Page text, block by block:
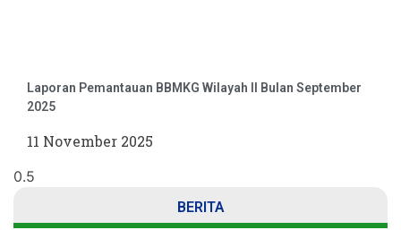
Laporan Pemantauan BBMKG Wilayah II Bulan September
2025
11 November 2025
BERITA